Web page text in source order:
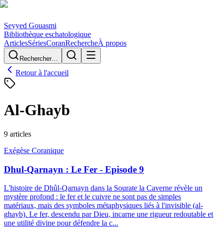
Seyyed Gouasmi
Bibliothèque eschatologique
ArticlesSériesCoranRechercheÀ propos
Rechercher…
Retour à l'accueil
Al-Ghayb
9 articles
Exégèse Coranique
Dhul-Qarnayn : Le Fer - Episode 9
L'histoire de Dhûl-Qarnayn dans la Sourate la Caverne révèle un
mystère profond : le fer et le cuivre ne sont pas de simples
matériaux, mais des symboles métaphysiques liés à l'invisible (al-
ghayb). Le fer, descendu par Dieu, incarne une rigueur redoutable et
une utilité divine pour défendre la c...